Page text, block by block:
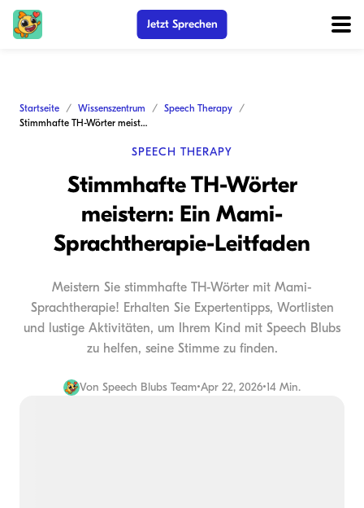
Jetzt Sprechen
Startseite Wissenszentrum
Speech Therapy
Stimmhafte TH-Wörter meistern: Ein Mami-Sprachtherapie-Leitfaden
SPEECH THERAPY
Stimmhafte TH-Wörter
meistern: Ein Mami-
Sprachtherapie-Leitfaden
Meistern Sie stimmhafte TH-Wörter mit Mami-
Sprachtherapie! Erhalten Sie Expertentipps, Wortlisten
und lustige Aktivitäten, um Ihrem Kind mit Speech Blubs
zu helfen, seine Stimme zu finden.
Von Speech Blubs Team•Apr 22, 2026•14 Min.